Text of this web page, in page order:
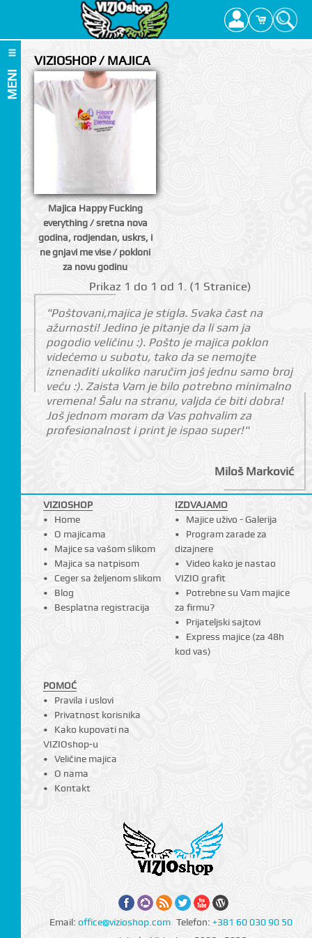
MENI
VIZIOSHOP / MAJICA
Majica Happy Fucking
everything / sretna nova
godina, rodjendan, uskrs, i
ne gnjavi me vise / pokloni
za novu godinu
Prikаz 1 do 1 оd 1. (1 Strаnicе)
"Poštovani,majica je stigla. Svaka čast na
ažurnosti! Jedino je pitanje da li sam ja
pogodio veličinu :). Pošto je majica poklon
videćemo u subotu, tako da se nemojte
iznenaditi ukoliko naručim još jednu samo broj
veću :). Zaista Vam je bilo potrebno minimalno
vremena! Šalu na stranu, valjda će biti dobra!
Još jednom moram da Vas pohvalim za
profesionalnost i print je ispao super!"
Miloš Marković
VIZIOSHOP
Home
O majicama
Majice sa vašom slikom
Majica sa natpisom
Ceger sa željenom slikom
Blog
Besplatna registracija
IZDVAJAMO
Majice uživo - Galerija
Program zarade za
dizajnere
Video kako je nastao
VIZIO grafit
Potrebne su Vam majice
za firmu?
Prijateljski sajtovi
Express majice (za 48h
kod vas)
POMOĆ
Pravila i uslovi
Privatnost korisnika
Kako kupovati na
VIZIOshop-u
Veličine majica
O nama
Kontakt
Email: office@vizioshop.com Telefon: +381 60 030 90 50